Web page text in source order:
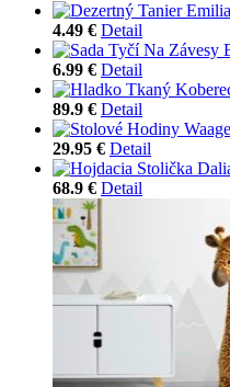
4.49 € Detail
6.99 € Detail
89.9 € Detail
29.95 € Detail
68.9 € Detail